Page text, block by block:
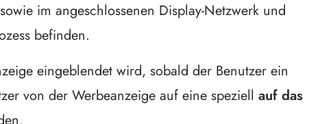
im angeschlossenen Display-Netzwerk und
befinden.
eingeblendet wird, sobald der Benutzer ein
von der Werbeanzeige auf eine speziell auf das